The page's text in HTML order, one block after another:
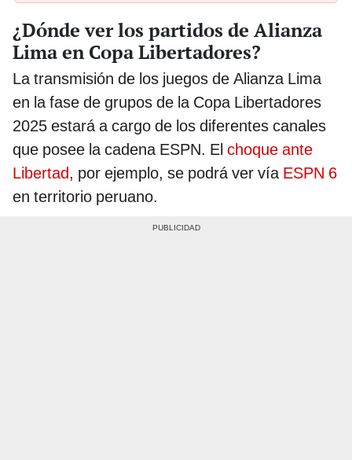
¿Dónde ver los partidos de Alianza
Lima en Copa Libertadores?
La transmisión de los juegos de Alianza Lima
en la fase de grupos de la Copa Libertadores
2025 estará a cargo de los diferentes canales
que posee la cadena ESPN. El choque ante
Libertad, por ejemplo, se podrá ver vía ESPN 6
en territorio peruano.